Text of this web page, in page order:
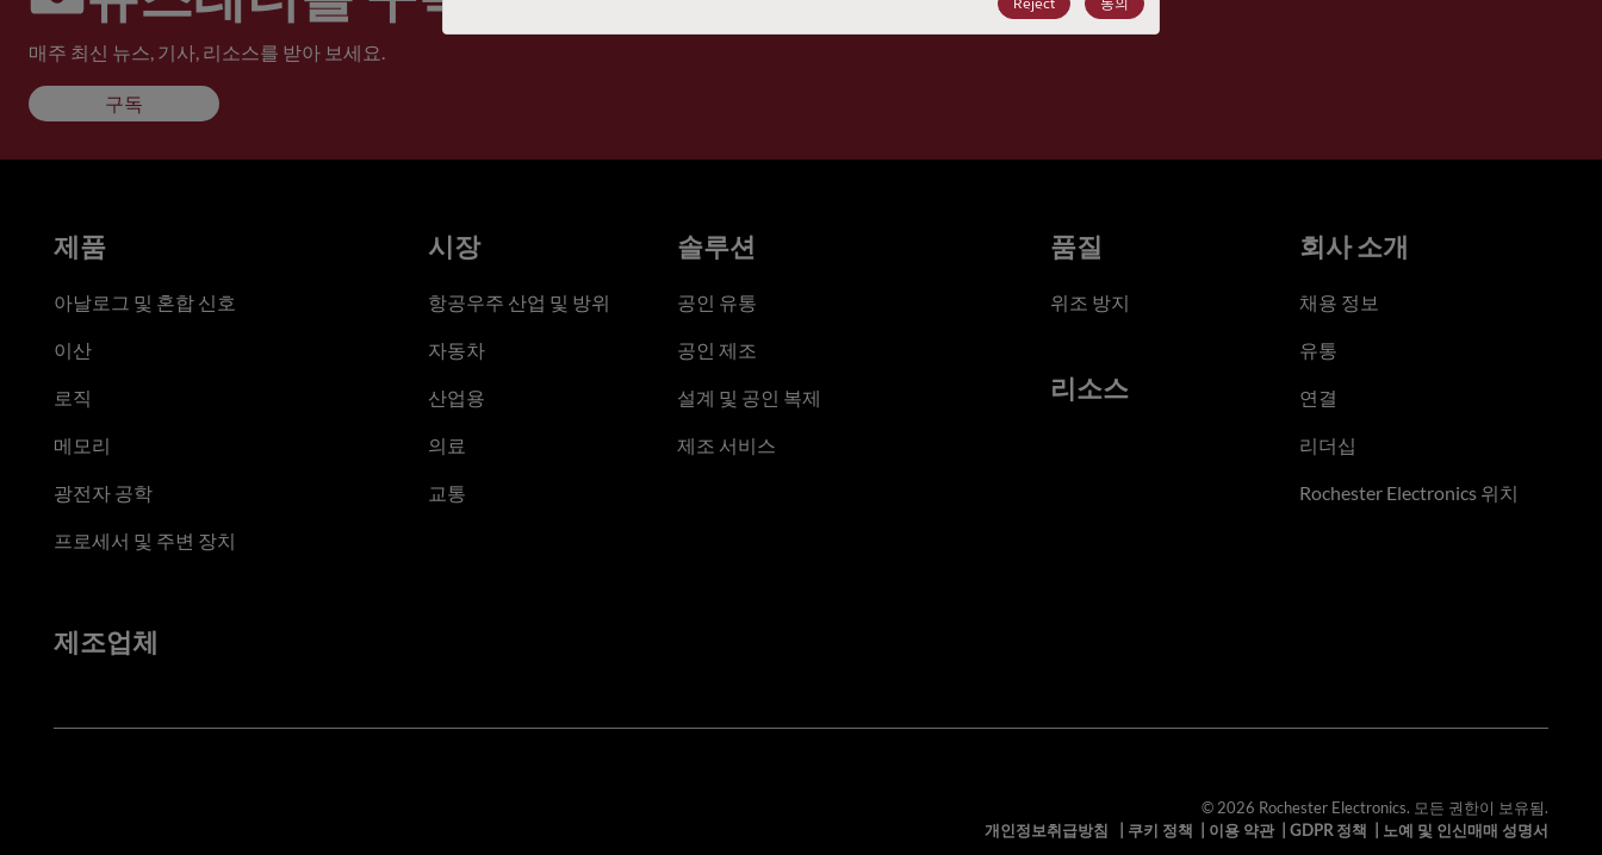
매주 최신 뉴스, 기사, 리소스를 받아 보세요.
구독
제품
아날로그 및 혼합 신호
이산
로직
메모리
광전자 공학
프로세서 및 주변 장치
시장
항공우주 산업 및 방위
자동차
산업용
의료
교통
솔루션
공인 유통
공인 제조
설계 및 공인 복제
제조 서비스
품질
위조 방지
리소스
회사 소개
채용 정보
유통
연결
리더십
Rochester Electronics 위치
제조업체
© 2026 Rochester Electronics. 모든 권한이 보유됨.
개인정보취급방침
쿠키 정책 이용 약관| GDPR 정책 노예 및 인신매매 성명서